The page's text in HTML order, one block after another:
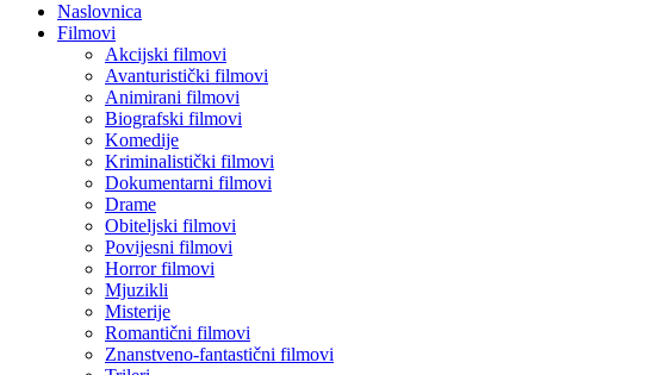
Naslovnica
Filmovi
Akcijski filmovi
Avanturistički filmovi
Animirani filmovi
Biografski filmovi
Komedije
Kriminalistički filmovi
Dokumentarni filmovi
Drame
Obiteljski filmovi
Povijesni filmovi
Horror filmovi
Mjuzikli
Misterije
Romantični filmovi
Znanstveno-fantastični filmovi